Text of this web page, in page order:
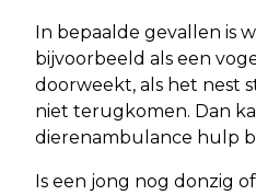
In bepaalde gevallen is
bijvoorbeeld als een
doorweekt, als het nest
niet terugkomen. Dan
dierenambulance hulp
Is een jong nog donzig